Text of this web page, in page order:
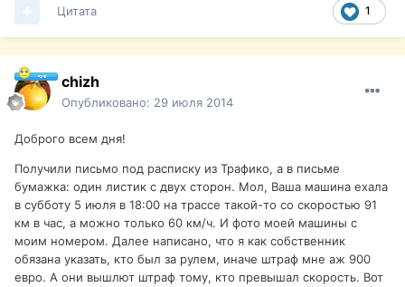
1
Цитата
chizh
Опубликовано: 29 июля 2014
Доброго всем дня!
Получили письмо под расписку из Трафико, а в письме
бумажка: один листик с двух сторон. Мол, Ваша машина ехала
в субботу 5 июля в 18:00 на трассе такой-то со скоростью 91
км в час, а можно только 60 км/ч. И фото моей машины с
моим номером. Далее написано, что я как собственник
обязана указать, кто был за рулем, иначе штраф мне аж 900
евро. А они вышлют штраф тому, кто превышал скорость. Вот